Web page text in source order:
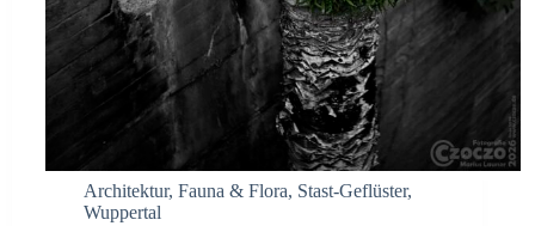
Architektur, Fauna & Flora, Stast-Geflüster,
Wuppertal